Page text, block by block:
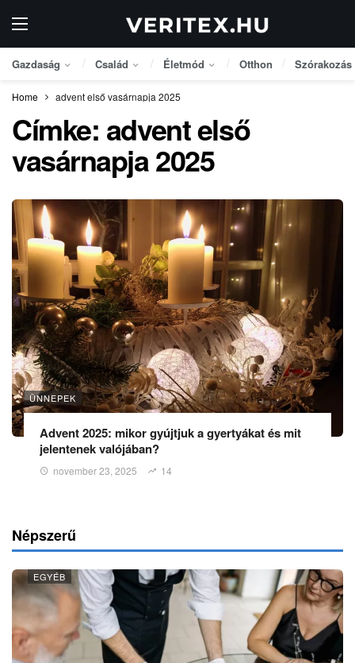
Gazdaság Család Életmód Otthon Szórakozás
Home advent első vasárnapja 2025
Címke: advent első
vasárnapja 2025
ÜNNEPEK
Advent 2025: mikor gyújtjuk a gyertyákat és mit
jelentenek valójában?
november 23, 2025 14
Népszerű
EGYÉB